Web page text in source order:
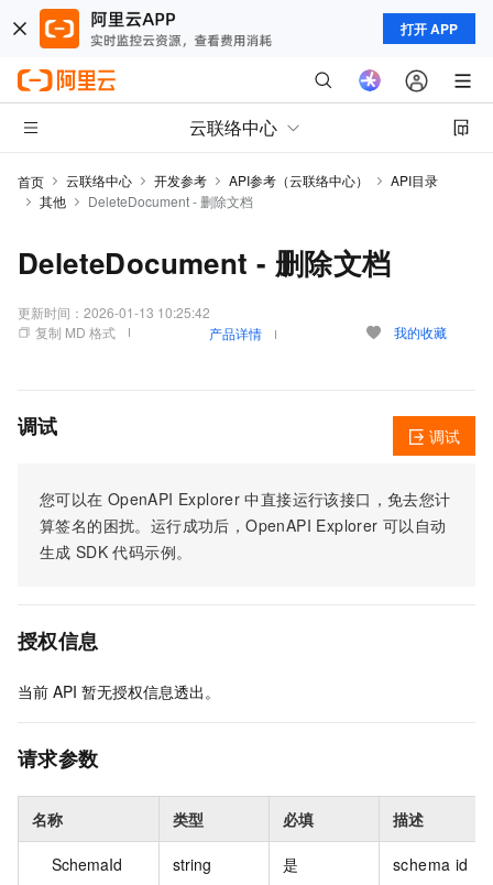
打开 APP
云联络中心
首页 云联络中心 开发参考 API参考（云联络中心）
API目录
其他
DeleteDocument - 删除文档
DeleteDocument - 删除文档
更新时间： 2026-01-13 10:25:42
复制 MD 格式
产品详情 我的收藏
调试
您可以在 OpenAPI Explorer 中直接运行该接口，免去您计
算签名的困扰。运行成功后，OpenAPI Explorer 可以自动
生成 SDK 代码示例。
调试
授权信息
当前 API 暂无授权信息透出。
请求参数
名称 类型 必填 描述
SchemaId string 是 schema id